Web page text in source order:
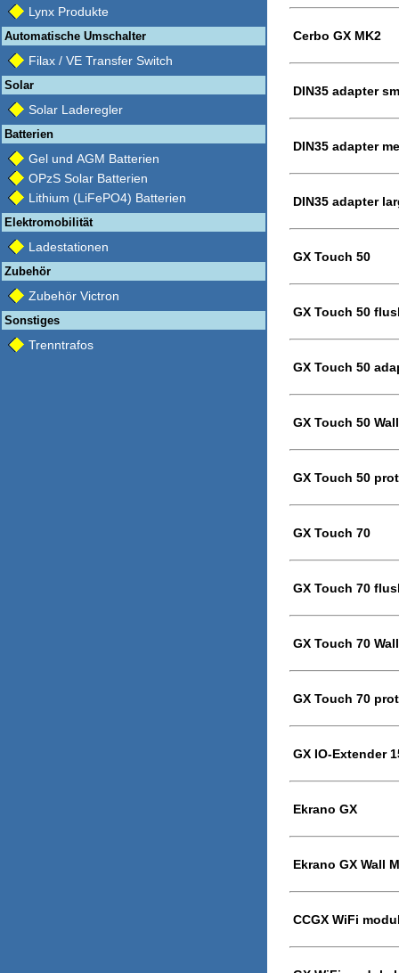
Lynx Produkte
Automatische Umschalter
Filax / VE Transfer Switch
Solar
Solar Laderegler
Batterien
Gel und AGM Batterien
OPzS Solar Batterien
Lithium (LiFePO4) Batterien
Elektromobilität
Ladestationen
Zubehör
Zubehör Victron
Sonstiges
Trenntrafos
Cerbo GX MK2
DIN35 adapter
DIN35 adapter
DIN35 adapter
GX Touch 50
GX Touch 50
GX Touch 50
GX Touch 50
GX Touch 50
GX Touch 70
GX Touch 70
GX Touch 70
GX Touch 70
GX IO-Extender
Ekrano GX
Ekrano GX Wall
CCGX WiFi